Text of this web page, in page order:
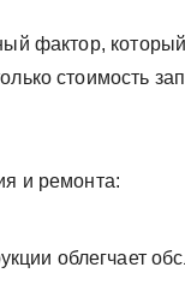
фактор,
стоимость
и ремонта:
облегчает